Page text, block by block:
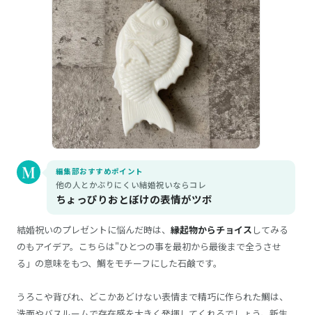
編集部おすすめポイント
他の人とかぶりにくい結婚祝いならコレ
ちょっぴりおとぼけの表情がツボ
結婚祝いのプレゼントに悩んだ時は、 縁起物からチョイス してみる
のもアイデア。こちらは"ひとつの事を最初から最後まで全うさせ
る」の意味をもつ、鯛をモチーフにした石鹸です。
うろこや背びれ、どこかあどけない表情まで精巧に作られた鯛は、